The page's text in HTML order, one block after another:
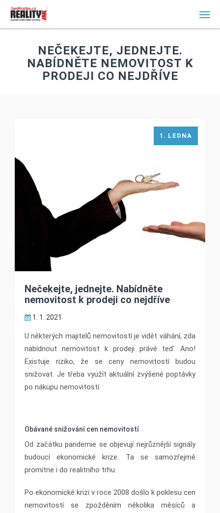
NEČEKEJTE, JEDNEJTE.
NABÍDNĚTE NEMOVITOST K
PRODEJI CO NEJDŘÍVE
Nečekejte, jednejte. Nabídněte
nemovitost k prodeji co nejdříve
1. 1. 2021
1. LEDNA
U některých majitelů nemovitostí je vidět váhání, zda
nabídnout nemovitost k prodeji právě teď. Ano!
Existuje riziko, že se ceny nemovitostí budou
snižovat. Je třeba využít aktuální zvýšené poptávky
po nákupu nemovitostí.
Obávané snižování cen nemovitostí
Od začátku pandemie se objevují nejrůznější signály
budoucí ekonomické krize. Ta se samozřejmě
promítne i do realitního trhu.
Po ekonomické krizi v roce 2008 došlo k poklesu cen
nemovitostí se zpožděním několika měsíců a